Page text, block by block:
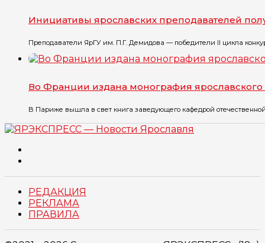
Инициативы ярославских преподавателей
Преподаватели ЯрГУ им. П.Г. Демидова — победители II цикла
Во Франции издана монография
В Париже вышла в свет книга заведующего кафедрой
РЕДАКЦИЯ
РЕКЛАМА
ПРАВИЛА